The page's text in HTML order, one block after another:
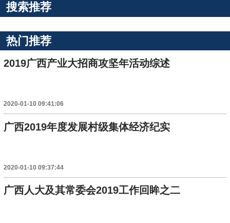
搜索推荐
热门推荐
2019广西产业大招商攻坚年活动综述
2020-01-10 09:41:06
广西2019年度发展村级集体经济纪实
2020-01-10 09:37:44
广西人大及其常委会2019工作回眸之二